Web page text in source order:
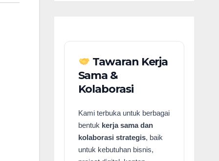
Tawaran Kerja
Sama &
Kolaborasi
Kami terbuka untuk berbagai
bentuk kerja sama dan
kolaborasi strategis, baik
untuk kebutuhan bisnis,